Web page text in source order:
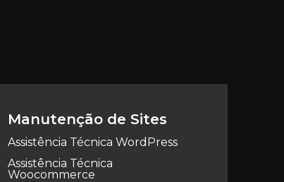
Manutenção de Sites
Assistência Técnica WordPress
Assistência Técnica
Woocommerce